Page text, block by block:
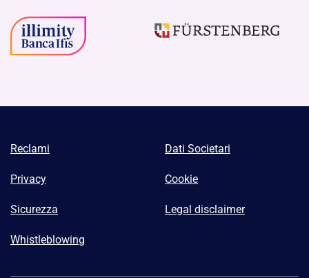
Reclami Dati Societari
Privacy Cookie
Sicurezza Legal disclaimer
Whistleblowing